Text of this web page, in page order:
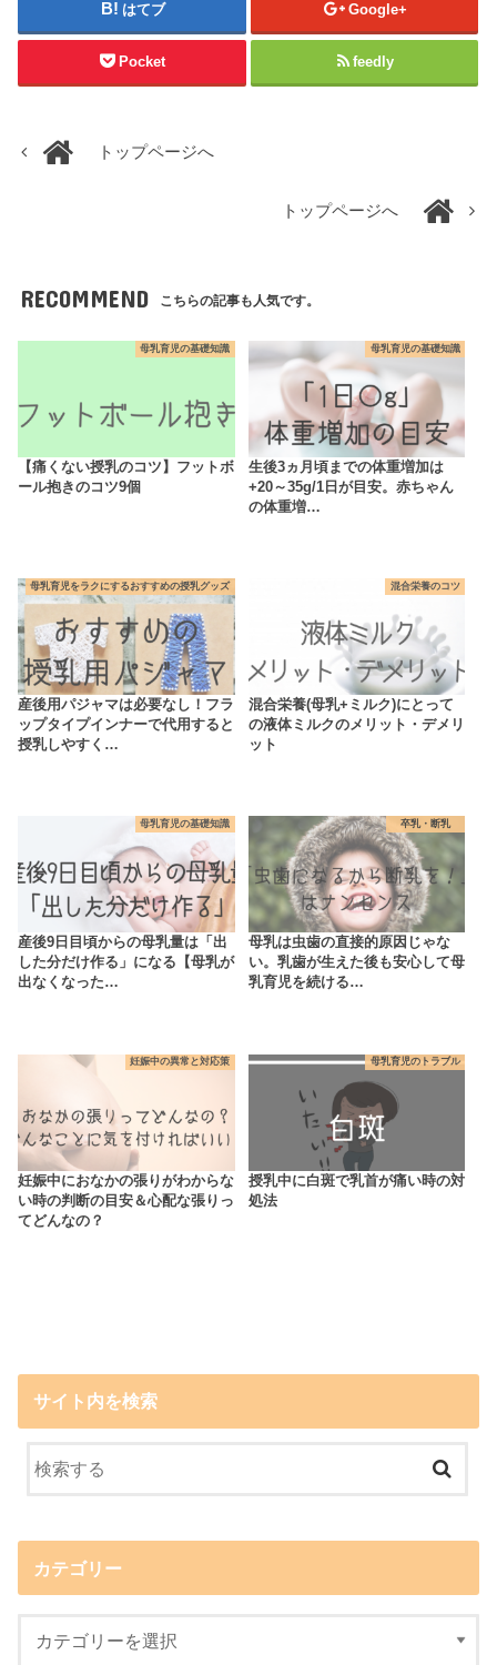
はてブ Google+
Pocket feedly
トップページへ
トップページへ
RECOMMEND こちらの記事も人気です。
母乳育児の基礎知識
【痛くない授乳のコツ】フットボ
ール抱きのコツ9個
母乳育児の基礎知識
生後3ヵ月頃までの体重増加は
+20～35g/1日が目安。赤ちゃん
の体重増…
母乳育児をラクにするおすすめの授乳グッズ
産後用パジャマは必要なし！フラ
ップタイプインナーで代用すると
授乳しやすく…
混合栄養のコツ
混合栄養(母乳+ミルク)にとって
の液体ミルクのメリット・デメリ
ット
母乳育児の基礎知識
産後9日目頃からの母乳量は「出
した分だけ作る」になる【母乳が
出なくなった…
卒乳・断乳
母乳は虫歯の直接的原因じゃな
い。乳歯が生えた後も安心して母
乳育児を続ける…
妊娠中の異常と対応策
妊娠中におなかの張りがわからな
い時の判断の目安＆心配な張りっ
てどんなの？
母乳育児のトラブル
授乳中に白斑で乳首が痛い時の対
処法
サイト内を検索
カテゴリー